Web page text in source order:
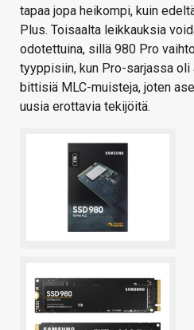
tapaa jopa heikompi, kuin
Plus. Toisaalta leikkauksia
odotettuina, sillä 980 Pro
tyyppisiin, kun Pro-sarjassa
bittisiä MLC-muisteja, joten
uusia erottavia tekijöitä.